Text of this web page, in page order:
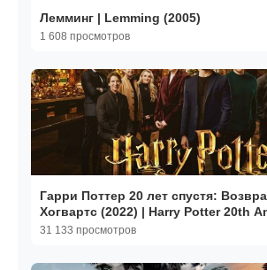
Лемминг | Lemming (2005)
1 608 просмотров
Гарри Поттер 20 лет спустя:
Хогвартс (2022) | Harry Potter 20th
31 133 просмотров